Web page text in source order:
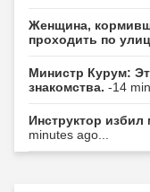
Женщина,
проходить по
Министр Курум:
знакомства. -14
Инструктор избил
minutes ago...